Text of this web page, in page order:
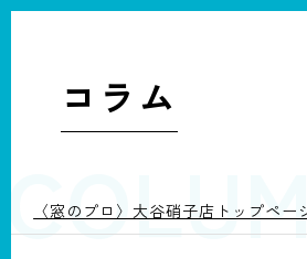
コラム
〈窓のプロ〉大谷硝子店トップペー